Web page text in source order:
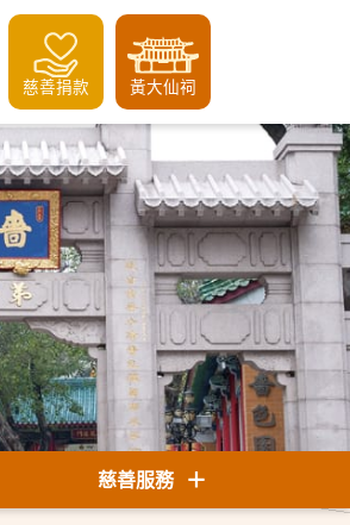
慈善捐款 黃大仙祠
慈善服務